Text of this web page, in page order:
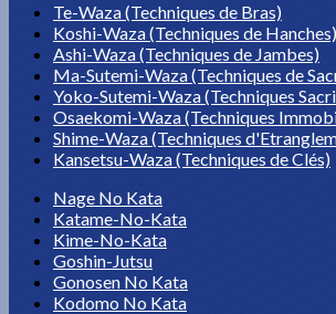
Te-Waza (Techniques de Bras)
Koshi-Waza (Techniques de Hanches)
Ashi-Waza (Techniques de Jambes)
Ma-Sutemi-Waza (Techniques de
Yoko-Sutemi-Waza (Techniques
Osaekomi-Waza (Techniques
Shime-Waza (Techniques
Kansetsu-Waza (Techniques de Clés)
Nage No Kata
Katame-No-Kata
Kime-No-Kata
Goshin-Jutsu
Gonosen No Kata
Kodomo No Kata